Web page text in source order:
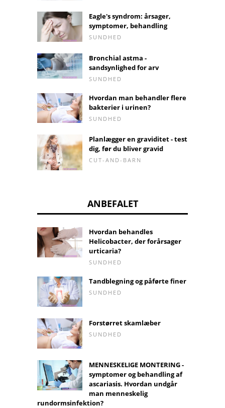
Eagle's syndrom: årsager,
symptomer, behandling
SUNDHED
Bronchial astma -
sandsynlighed for arv
SUNDHED
Hvordan man behandler flere
bakterier i urinen?
SUNDHED
Planlægger en graviditet - test
dig, før du bliver gravid
CUT-AND-BARN
ANBEFALET
Hvordan behandles
Helicobacter, der forårsager
urticaria?
SUNDHED
Tandblegning og påførte finer
SUNDHED
Forstørret skamlæber
SUNDHED
MENNESKELIGE MONTERING -
symptomer og behandling af
ascariasis. Hvordan undgår
man menneskelig
rundormsinfektion?